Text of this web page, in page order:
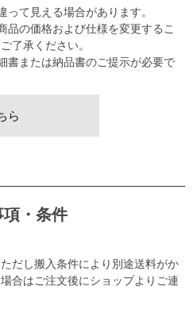
て見える場合があります。
の価格および仕様を変更するこ
了承ください。
書または納品書のご提示が必要で
ら
・条件
だし搬入条件により別途送料がか
合はご注文後にショップよりご連